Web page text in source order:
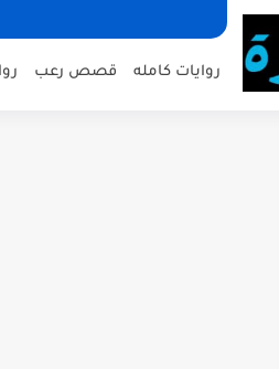
روايات كامله قصص رعب